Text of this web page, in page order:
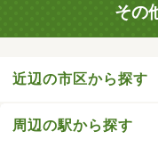
その
近辺の市区から探す
周辺の駅から探す